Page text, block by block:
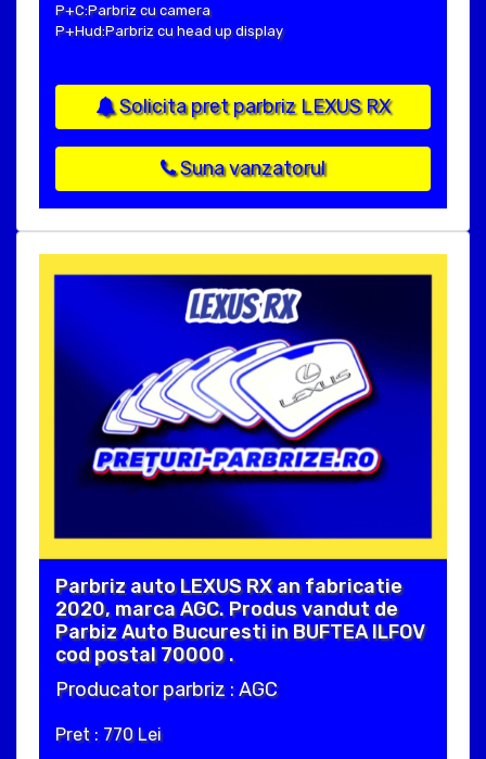
P+C:Parbriz cu camera
P+Hud:Parbriz cu head up display
Solicita pret parbriz LEXUS RX
Suna vanzatorul
Parbriz auto LEXUS RX an fabricatie
2020, marca AGC. Produs vandut de
Parbiz Auto Bucuresti in BUFTEA ILFOV
cod postal 70000 .
Producator parbriz : AGC
Pret : 770 Lei